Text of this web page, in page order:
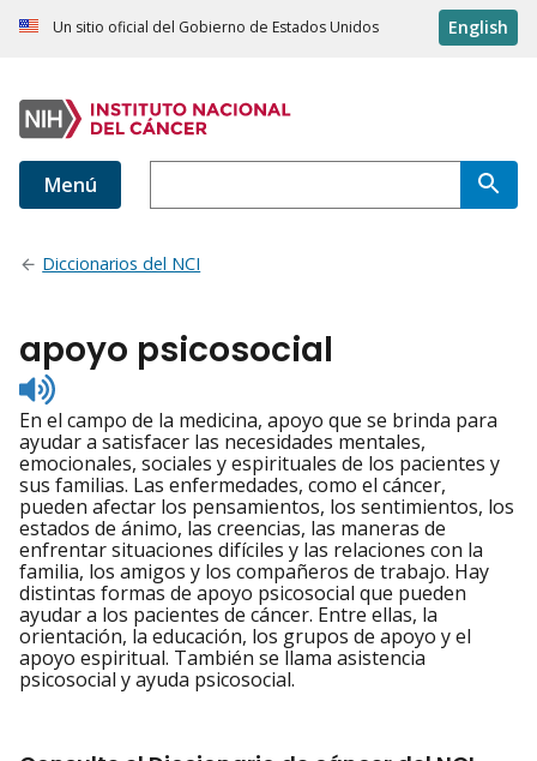
Un sitio oficial del Gobierno de Estados Unidos English
Menú
Diccionarios del NCI
apoyo psicosocial
Listen
to
pronunciation
En el campo de la medicina, apoyo que se brinda para
ayudar a satisfacer las necesidades mentales,
emocionales, sociales y espirituales de los pacientes y
sus familias. Las enfermedades, como el cáncer,
pueden afectar los pensamientos, los sentimientos, los
estados de ánimo, las creencias, las maneras de
enfrentar situaciones difíciles y las relaciones con la
familia, los amigos y los compañeros de trabajo. Hay
distintas formas de apoyo psicosocial que pueden
ayudar a los pacientes de cáncer. Entre ellas, la
orientación, la educación, los grupos de apoyo y el
apoyo espiritual. También se llama asistencia
psicosocial y ayuda psicosocial.